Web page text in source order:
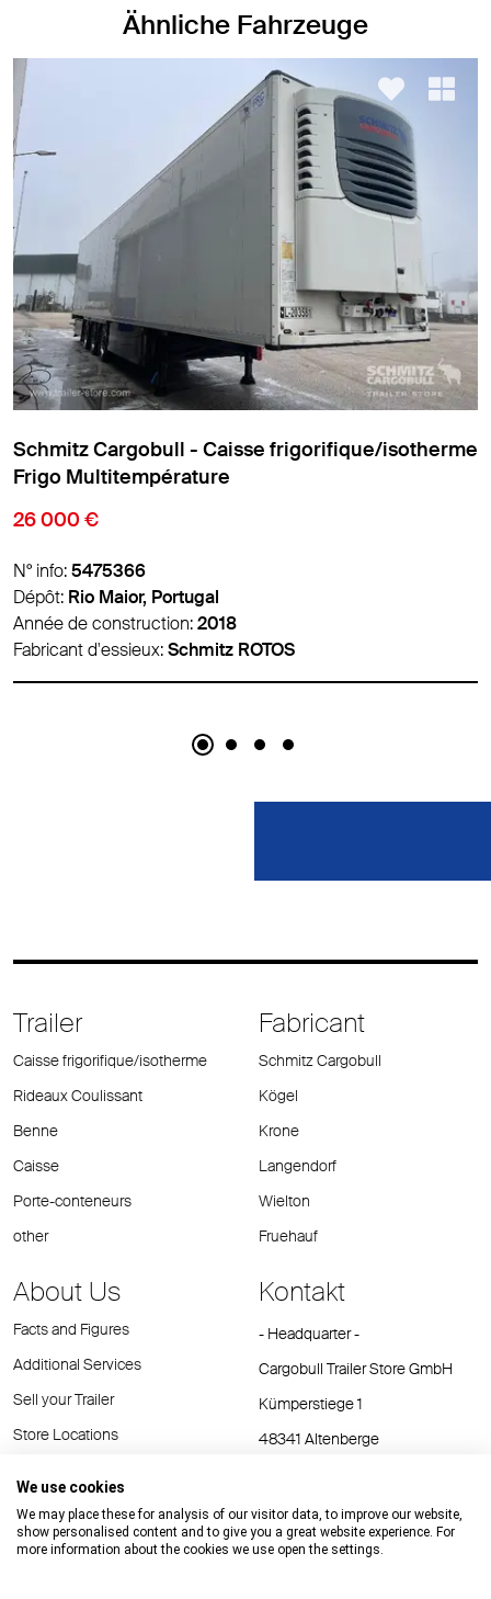
Ähnliche Fahrzeuge
Schmitz Cargobull - Caisse frigorifique/
Frigo standard
18 900 €
N° info:5459626
Dépôt:Padborg, Danemark
Année de construction:2018
Fabricant d'essieux:Schmitz ROTOS
Trailer
Caisse frigorifique/isotherme
Rideaux Coulissant
Benne
Caisse
Porte-conteneurs
other
Fabricant
Schmitz Cargobull
Kögel
Krone
Langendorf
Wielton
Fruehauf
About Us
Facts and Figures
Additional Services
Sell your Trailer
Store Locations
Kontakt
- Headquarter -
Cargobull Trailer Store GmbH
Kümperstiege 1
48341 Altenberge
E-Mail:cts@cargobull.com
We use cookies
We may place these for analysis of our visitor data, to improve our website,
show personalised content and to give you a great website experience. For
more information about the cookies we use open the settings.